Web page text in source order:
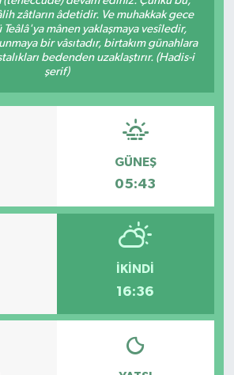
zâtların âdetidir. Ve muhakkak gece
Teâlâ'ya mânen yaklaşmaya vesîledir,
bir vâsıtadır, birtakım günahlara
bedenden uzaklaştırır. (Hadis-i
şerif)
GÜNEŞ
05:43
İKINDI
16:36